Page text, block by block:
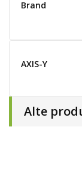
Brand
AXIS-Y
Alte